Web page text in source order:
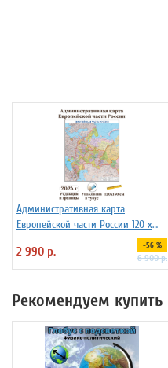
Административная карта
Европейской части России 120 х
2 990 р. -56 %
6 900 р.
Рекомендуем купить